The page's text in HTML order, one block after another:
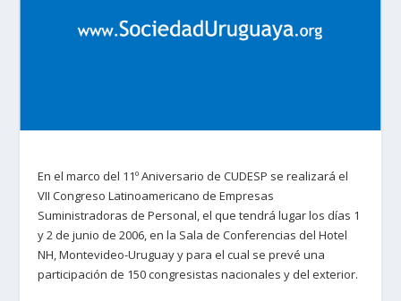
En el marco del 11º Aniversario de CUDESP se realizará el
VII Congreso Latinoamericano de Empresas
Suministradoras de Personal, el que tendrá lugar los días 1
y 2 de junio de 2006, en la Sala de Conferencias del Hotel
NH, Montevideo-Uruguay y para el cual se prevé una
participación de 150 congresistas nacionales y del exterior.